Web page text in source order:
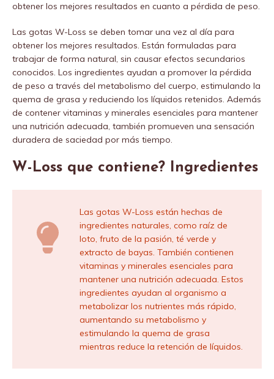
obtener los mejores resultados en cuanto a pérdida de peso.
Las gotas W-Loss se deben tomar una vez al día para
obtener los mejores resultados. Están formuladas para
trabajar de forma natural, sin causar efectos secundarios
conocidos. Los ingredientes ayudan a promover la pérdida
de peso a través del metabolismo del cuerpo, estimulando la
quema de grasa y reduciendo los líquidos retenidos. Además
de contener vitaminas y minerales esenciales para mantener
una nutrición adecuada, también promueven una sensación
duradera de saciedad por más tiempo.
W-Loss que contiene? Ingredientes
Las gotas W-Loss están hechas de
ingredientes naturales, como raíz de
loto, fruto de la pasión, té verde y
extracto de bayas. También contienen
vitaminas y minerales esenciales para
mantener una nutrición adecuada. Estos
ingredientes ayudan al organismo a
metabolizar los nutrientes más rápido,
aumentando su metabolismo y
estimulando la quema de grasa
mientras reduce la retención de líquidos.